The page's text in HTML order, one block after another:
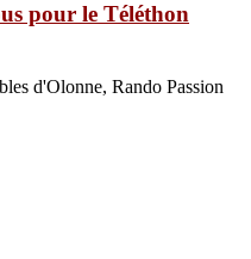
pour le Téléthon
d'Olonne, Rando Passion